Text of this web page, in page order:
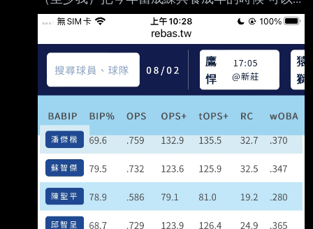
再打了我一次臉 不是因為戰績一飛衝天，讓我
發現原來餅瓜不只會養成 而是發現原來所謂的
養成很強， 如同以前中職所謂的守備組： 因為
打擊爛掉，但該球員莫名的還能存在職棒，就把
他當成守備組 今年戰績鳥掉，我覺得預料之內
餅瓜從當年二軍總教練時期，其實就有很多調度
問題 （謝謝板友更正，大餅只擔任過二軍教
練，同時期是高千秋當總教練） 只是從撈到一
冠，突然贏球治百病 不過今年的戰況到現在 越
來越困惑的點是： 如果真的是“非常會養成”